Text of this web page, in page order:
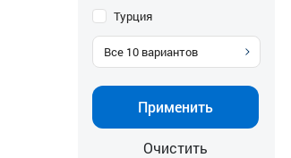
Турция
Все 10 вариантов
Применить
Очистить